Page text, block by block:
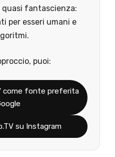
quasi fantascienza:
per esseri umani e
puoi:
come fonte preferita
su Instagram